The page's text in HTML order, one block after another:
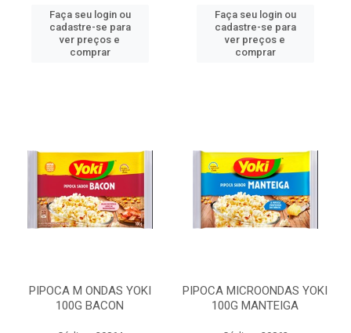
Faça seu login ou
cadastre-se para
ver preços e
comprar
Faça seu login ou
cadastre-se para
ver preços e
comprar
PIPOCA M ONDAS YOKI
100G BACON
PIPOCA MICROONDAS YOKI
100G MANTEIGA